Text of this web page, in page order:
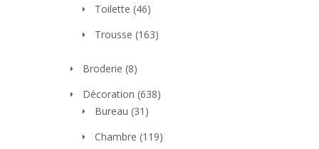
Toilette (46)
Trousse (163)
Broderie (8)
Décoration (638)
Bureau (31)
Chambre (119)